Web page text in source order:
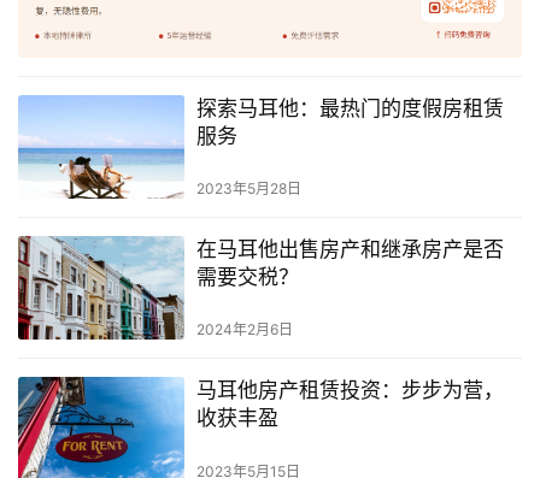
探索马耳他：最热门的度假房租赁
服务
2023年5月28日
在马耳他出售房产和继承房产是否
需要交税？
2024年2月6日
马耳他房产租赁投资：步步为营，
收获丰盈
2023年5月15日